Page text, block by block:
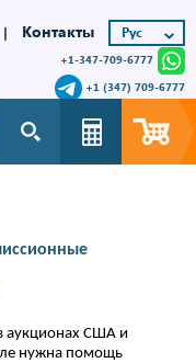
| Контакты
+1-347-709-6777
+1 (347) 709-6777
аукционах США и
нужна помощь